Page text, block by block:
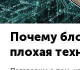
Почему
плохая